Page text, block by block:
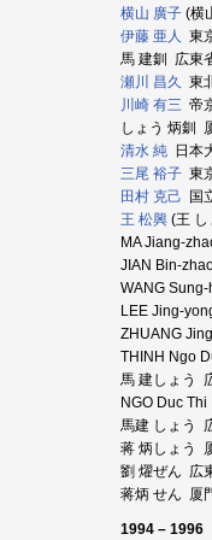
横山 廣子 (横
伊藤 亜人 東
馬 建釧 広東
瀬川 昌久 東
川崎 有三 帝
しょう 炳釧
清水 純 日本
三尾 裕子 東
田村 克己 国
王 松興 (王
MA Jiang-
JIAN Bin-
WANG
LEE Jing-
ZHUANG
THINH Ngo
馬 建しょう
NGO Duc
馬建 しょう
蒋 炳しょう
劉 燿ぜん 広
蒋炳 せん 厦
1994 – 1996